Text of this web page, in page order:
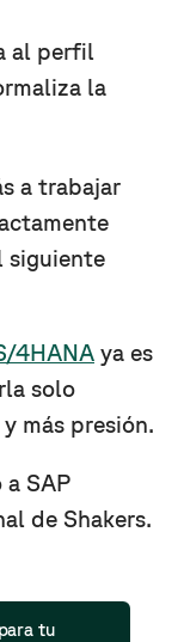
al perfil
la
a trabajar
siguiente
4HANA ya es
solo
más presión.
SAP
de Shakers.
tu